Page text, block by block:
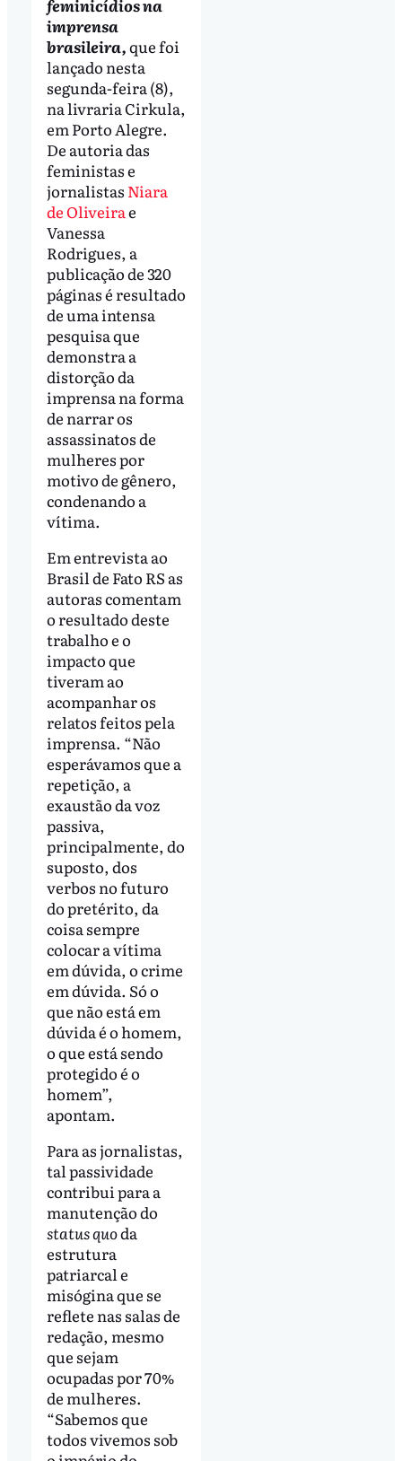
feminicídios na
imprensa
brasileira,que foi
lançado nesta
segunda-feira (8),
na livraria Cirkula,
em Porto Alegre.
De autoria das
feministas e
jornalistas Niara
de Oliveirae
Vanessa
Rodrigues, a
publicação de 320
páginas é resultado
de uma intensa
pesquisa que
demonstra a
distorção da
imprensa na forma
de narrar os
assassinatos de
mulheres por
motivo de gênero,
condenando a
vítima.
Em entrevista ao
Brasil de Fato RS as
autoras comentam
o resultado deste
trabalho e o
impacto que
tiveram ao
acompanhar os
relatos feitos pela
imprensa. “Não
esperávamos que a
repetição, a
exaustão da voz
passiva,
principalmente, do
suposto, dos
verbos no futuro
do pretérito, da
coisa sempre
colocar a vítima
em dúvida, o crime
em dúvida. Só o
que não está em
dúvida é o homem,
o que está sendo
protegido é o
homem”,
apontam.
Para as jornalistas,
tal passividade
contribui para a
manutenção do
status quoda
estrutura
patriarcal e
misógina que se
reflete nas salas de
redação, mesmo
que sejam
ocupadas por 70%
de mulheres.
“Sabemos que
todos vivemos sob